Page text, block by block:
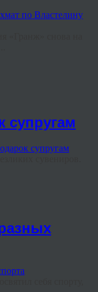
супругам